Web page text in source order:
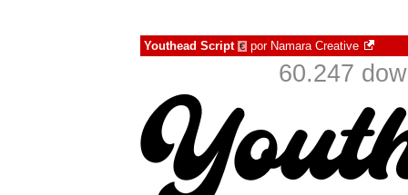
Youthead Script € por Namara Creative
60.247